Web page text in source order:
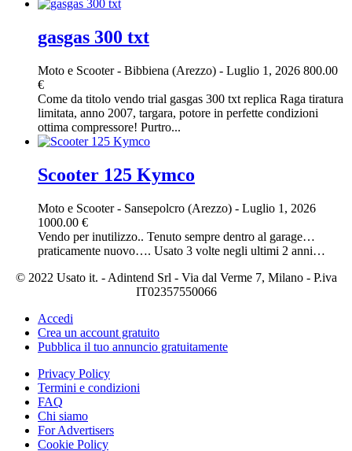
gasgas 300 txt
Moto e Scooter- Bibbiena (Arezzo) - Luglio 1, 2026 800.00
€
Come da titolo vendo trial gasgas 300 txt replica Raga tiratura
limitata, anno 2007, targara, potore in perfette condizioni
ottima compressore! Purtro...
Scooter 125 Kymco
Moto e Scooter- Sansepolcro (Arezzo) - Luglio 1, 2026
1000.00 €
Vendo per inutilizzo.. Tenuto sempre dentro al garage…
praticamente nuovo…. Usato 3 volte negli ultimi 2 anni…
© 2022 Usato it. - Adintend Srl - Via dal Verme 7, Milano - P.iva
IT02357550066
Accedi
Crea un account gratuito
Pubblica il tuo annuncio gratuitamente
Privacy Policy
Termini e condizioni
FAQ
Chi siamo
For Advertisers
Cookie Policy